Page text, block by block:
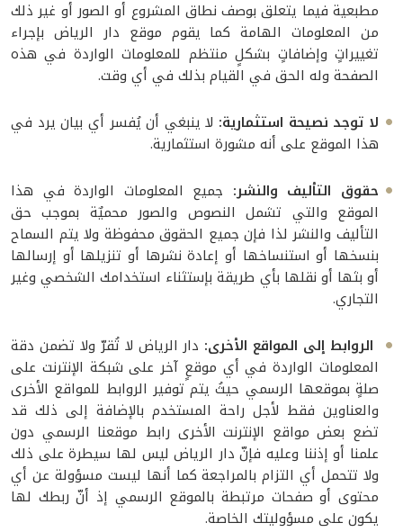
مطبعية فيما يتعلق بوصف نطاق المشروع أو الصور أو غير ذلك
من المعلومات الهامة كما يقوم موقع دار الرياض بإجراء
تغييراتٍ وإضافاتٍ بشكلٍ منتظم للمعلومات الواردة في هذه
الصفحة وله الحق في القيام بذلك في أي وقت.
لا توجد نصيحة استثمارية: لا ينبغي أن يُفسر أي بيان يرد في
هذا الموقع على أنه مشورة استثمارية.
حقوق التأليف والنشر: جميع المعلومات الواردة في هذا
الموقع والتي تشمل النصوص والصور محميٌة بموجب حق
التأليف والنشر لذا فإن جميع الحقوق محفوظة ولا يتم السماح
بنسخها أو استنساخها أو إعادة نشرها أو تنزيلها أو إرسالها
أو بثها أو نقلها بأي طريقة بإستثناء استخدامك الشخصي وغير
التجاري.
الروابط إلى المواقع الأخرى: دار الرياض لا تُقرّ ولا تضمن دقة
المعلومات الواردة في أي موقعٍ آخر على شبكة الإنترنت على
صلةٍ بموقعها الرسمي حيثُ يتم توفير الروابط للمواقع الأخرى
والعناوين فقط لأجل راحة المستخدم بالإضافة إلى ذلك قد
تضع بعض مواقع الإنترنت الأخرى رابط موقعنا الرسمي دون
علمنا أو إذننا وعليه فإنّ دار الرياض ليس لها سيطرة على ذلك
ولا تتحمل أي التزام بالمراجعة كما أنها ليست مسؤولة عن أي
محتوى أو صفحات مرتبطة بالموقع الرسمي إذ أنّ ربطك لها
يكون على مسؤوليتك الخاصة.